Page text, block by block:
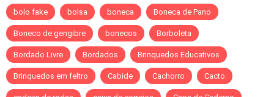
bolo fake bolsa boneca Boneca de Pano
Boneco de gengibre bonecos Borboleta
Bordado Livre Bordados Brinquedos Educativos
Brinquedos em feltro Cabide Cachorro Cacto